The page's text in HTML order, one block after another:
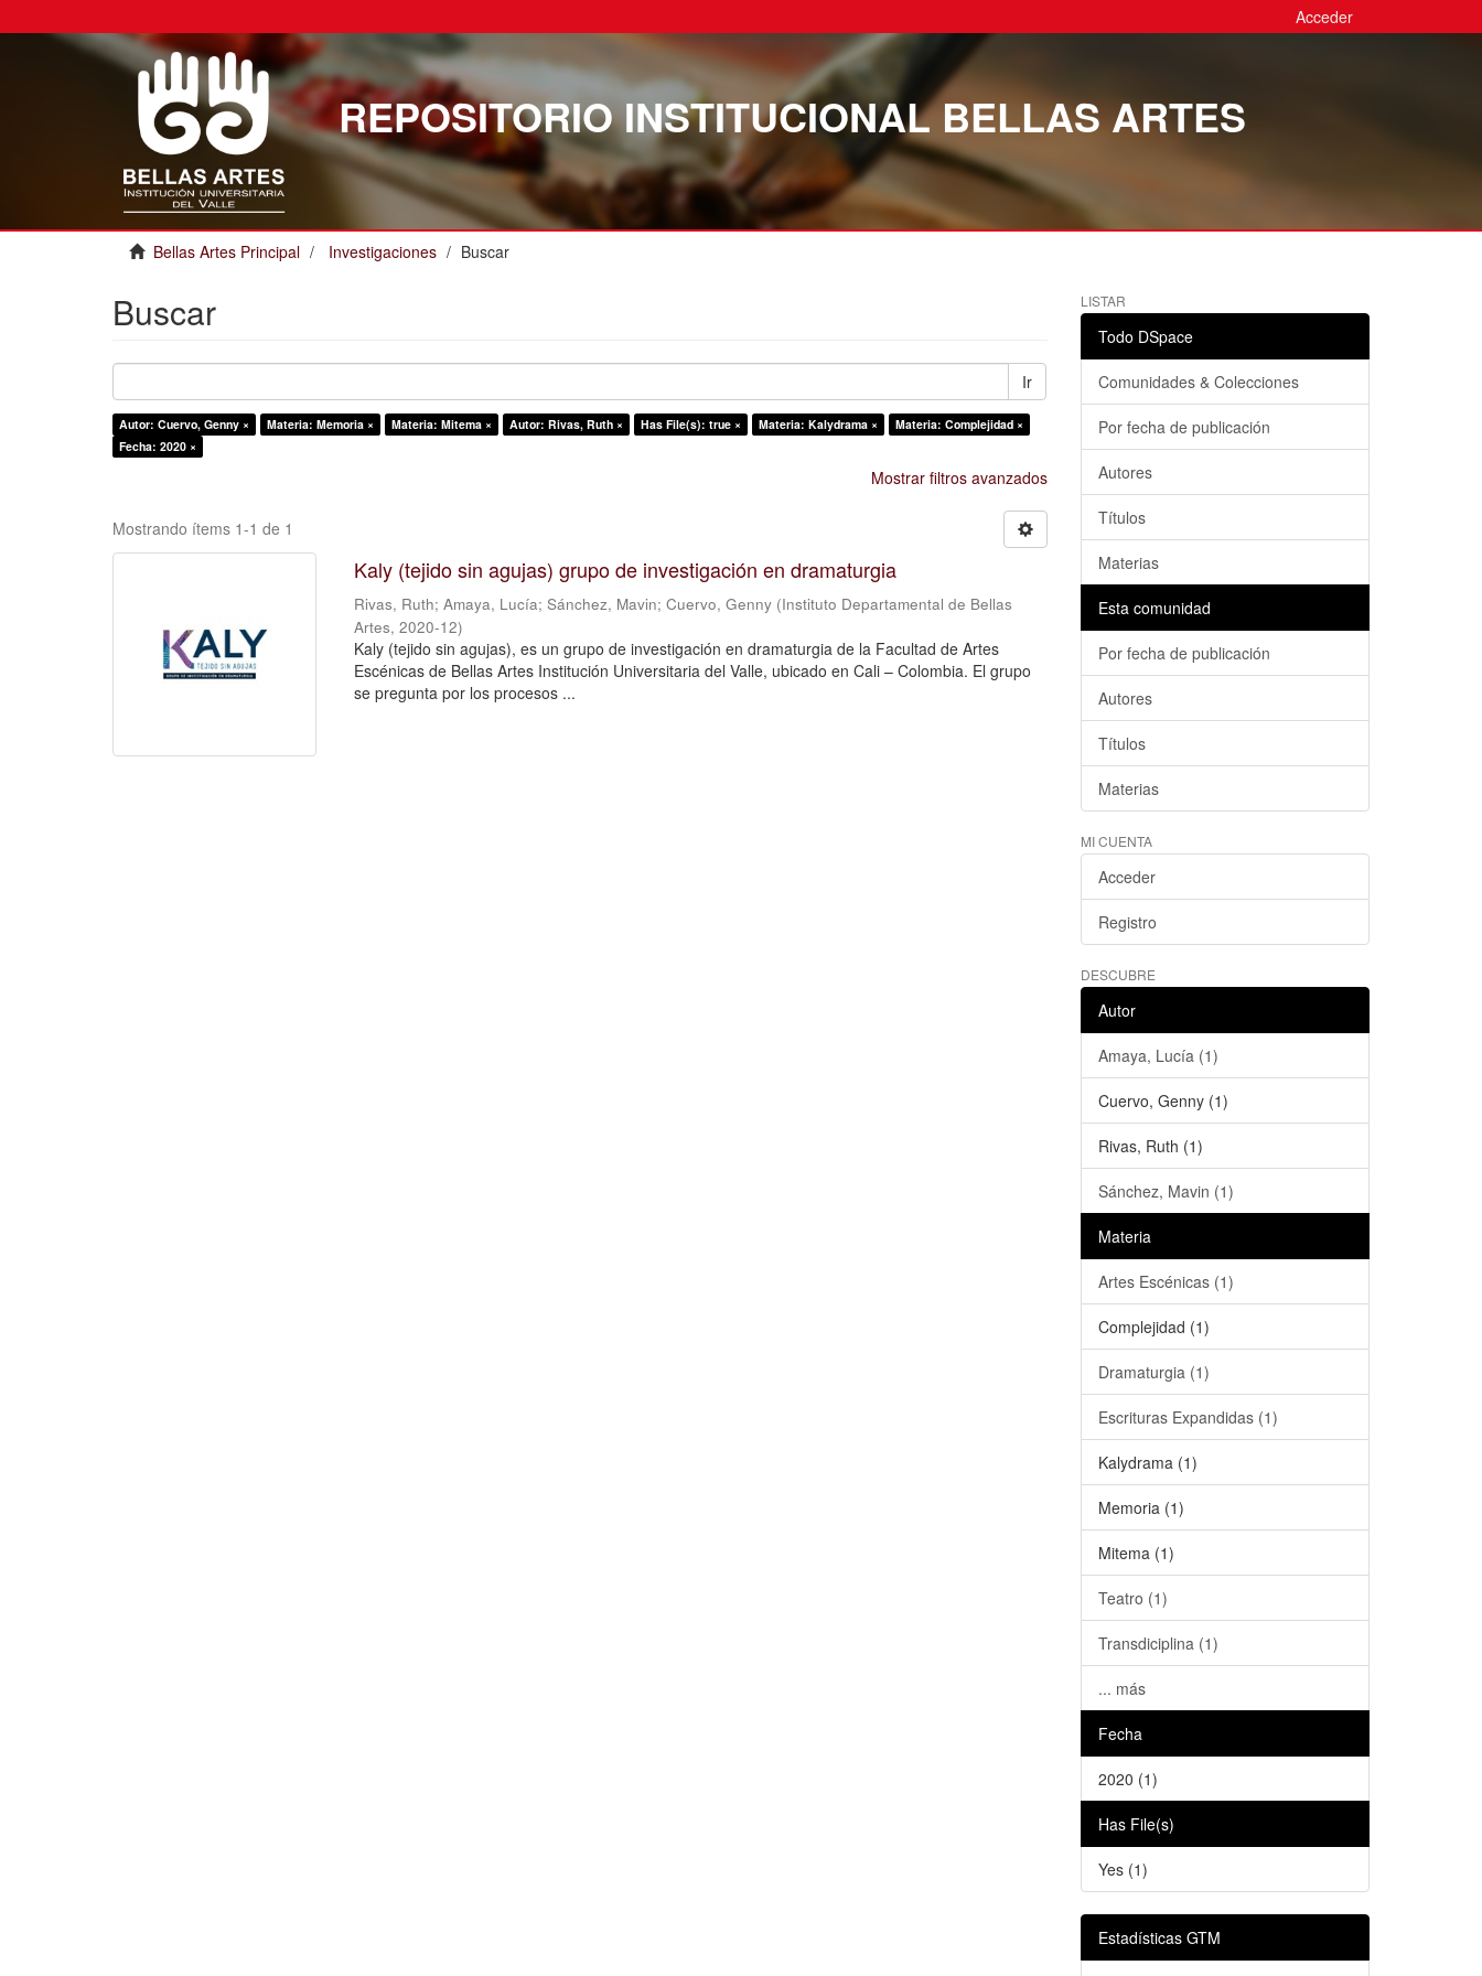
Acceder
REPOSITORIO INSTITUCIONAL BELLAS ARTES
Bellas Artes Principal Investigaciones Buscar
Buscar
Ir
Autor: Cuervo, Genny × Materia: Memoria × Materia: Mitema × Autor: Rivas, Ruth × Has File(s): true × Materia: Kalydrama ×
Materia: Complejidad ×
Fecha: 2020 ×
Mostrar filtros avanzados
Mostrando ítems 1-1 de 1
Kaly (tejido sin agujas) grupo de investigación en dramaturgia
Rivas, Ruth;Amaya, Lucía;Sánchez, Mavin;Cuervo, Genny (Instituto Departamental de Bellas
Artes,2020-12)
Kaly (tejido sin agujas), es un grupo de investigación en dramaturgia de la Facultad de Artes
Escénicas de Bellas Artes Institución Universitaria del Valle, ubicado en Cali – Colombia. El grupo
se pregunta por los procesos ...
LISTAR
Todo DSpace
Comunidades & Colecciones
Por fecha de publicación
Autores
Títulos
Materias
Esta comunidad
Por fecha de publicación
Autores
Títulos
Materias
MI CUENTA
Acceder
Registro
DESCUBRE
Autor
Amaya, Lucía (1)
Cuervo, Genny (1)
Rivas, Ruth (1)
Sánchez, Mavin (1)
Materia
Artes Escénicas (1)
Complejidad (1)
Dramaturgia (1)
Escrituras Expandidas (1)
Kalydrama (1)
Memoria (1)
Mitema (1)
Teatro (1)
Transdiciplina (1)
... más
Fecha
2020 (1)
Has File(s)
Yes (1)
Estadísticas GTM